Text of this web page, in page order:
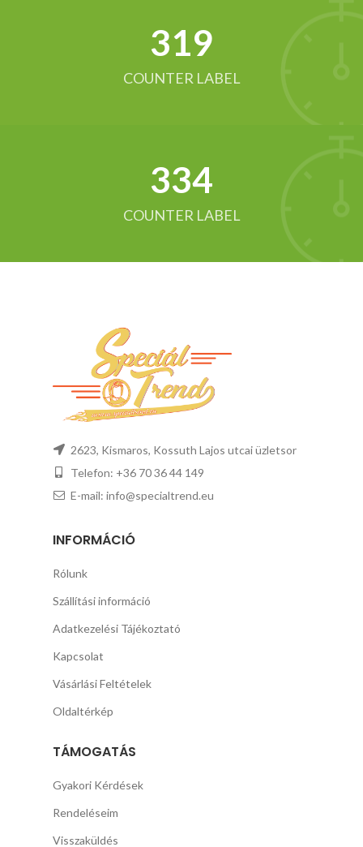
321
COUNTER LABEL
342
COUNTER LABEL
2623, Kismaros, Kossuth Lajos utcai üzletsor
Telefon: +36 70 36 44 149
E-mail: info@specialtrend.eu
INFORMÁCIÓ
Rólunk
Szállítási információ
Adatkezelési Tájékoztató
Kapcsolat
Vásárlási Feltételek
Oldaltérkép
TÁMOGATÁS
Gyakori Kérdések
Rendeléseim
Visszaküldés